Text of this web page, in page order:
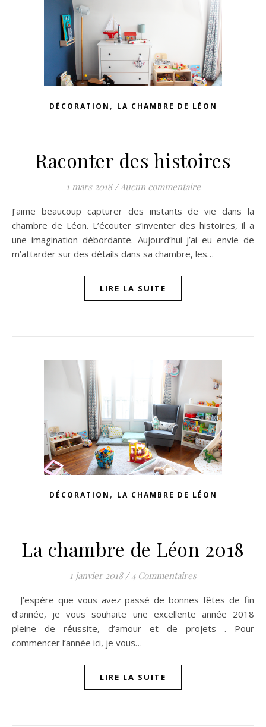
DÉCORATION , LA CHAMBRE DE LÉON
Raconter des histoires
1 mars 2018 /Aucun commentaire
J’aime beaucoup capturer des instants de vie dans la
chambre de Léon. L’écouter s’inventer des histoires, il a
une imagination débordante. Aujourd’hui j’ai eu envie de
m’attarder sur des détails dans sa chambre, les…
LIRE LA SUITE
DÉCORATION , LA CHAMBRE DE LÉON
La chambre de Léon 2018
1 janvier 2018 / 4 Commentaires
J’espère que vous avez passé de bonnes fêtes de fin
d’année, je vous souhaite une excellente année 2018
pleine de réussite, d’amour et de projets . Pour
commencer l’année ici, je vous…
LIRE LA SUITE